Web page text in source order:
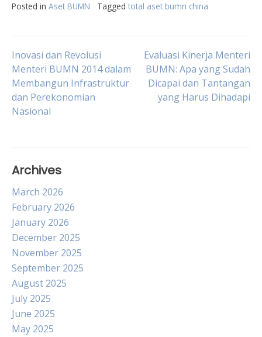
Posted in Aset BUMN Tagged total aset bumn china
Post
navigation
Inovasi dan Revolusi
Menteri BUMN 2014 dalam
Membangun Infrastruktur
dan Perekonomian
Nasional
Evaluasi Kinerja Menteri
BUMN: Apa yang Sudah
Dicapai dan Tantangan
yang Harus Dihadapi
Archives
March 2026
February 2026
January 2026
December 2025
November 2025
September 2025
August 2025
July 2025
June 2025
May 2025